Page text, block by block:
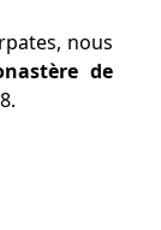
nous
de